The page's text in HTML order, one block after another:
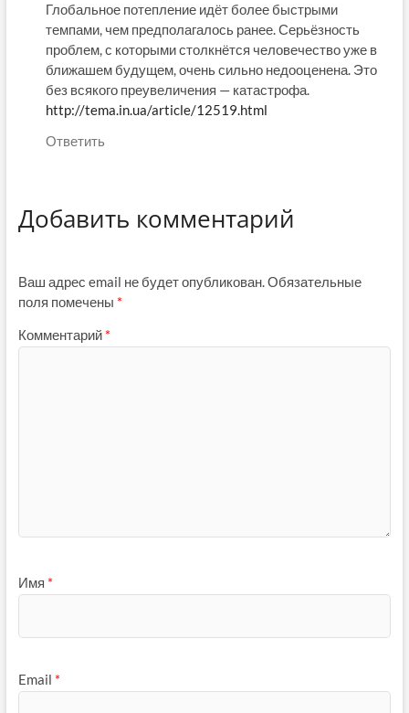
Глобальное потепление идёт более быстрыми
темпами, чем предполагалось ранее. Серьёзность
проблем, с которыми столкнётся человечество уже в
ближашем будущем, очень сильно недооценена. Это
без всякого преувеличения — катастрофа.
http://tema.in.ua/article/12519.html
Ответить
Добавить комментарий
Ваш адрес email не будет опубликован.Обязательные
поля помечены *
Комментарий *
Имя *
Email *